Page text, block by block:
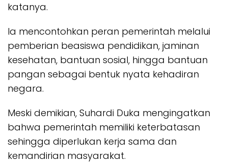
katanya.
Ia mencontohkan peran pemerintah melalui
pemberian beasiswa pendidikan, jaminan
kesehatan, bantuan sosial, hingga bantuan
pangan sebagai bentuk nyata kehadiran
negara.
Meski demikian, Suhardi Duka mengingatkan
bahwa pemerintah memiliki keterbatasan
sehingga diperlukan kerja sama dan
kemandirian masyarakat.